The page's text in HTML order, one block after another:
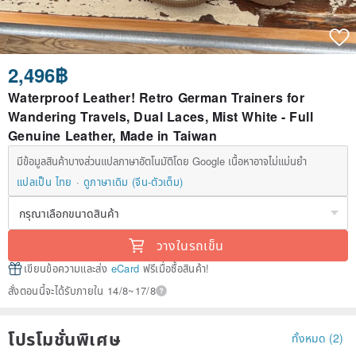
2,496฿
Waterproof Leather! Retro German Trainers for
Wandering Travels, Dual Laces, Mist White - Full
Genuine Leather, Made in Taiwan
มีข้อมูลสินค้าบางส่วนแปลภาษาอัตโนมัติโดย Google เนื้อหาอาจไม่แม่นยำ
แปลเป็น ไทย
ดูภาษาเดิม (จีน-ตัวเต็ม)
วางในรถเข็น
เขียนข้อความและส่ง eCard ฟรีเมื่อซื้อสินค้า!
สั่งตอนนี้จะได้รับภายใน 14/8~17/8
โปรโมชั่นพิเศษ ทั้งหมด (2)